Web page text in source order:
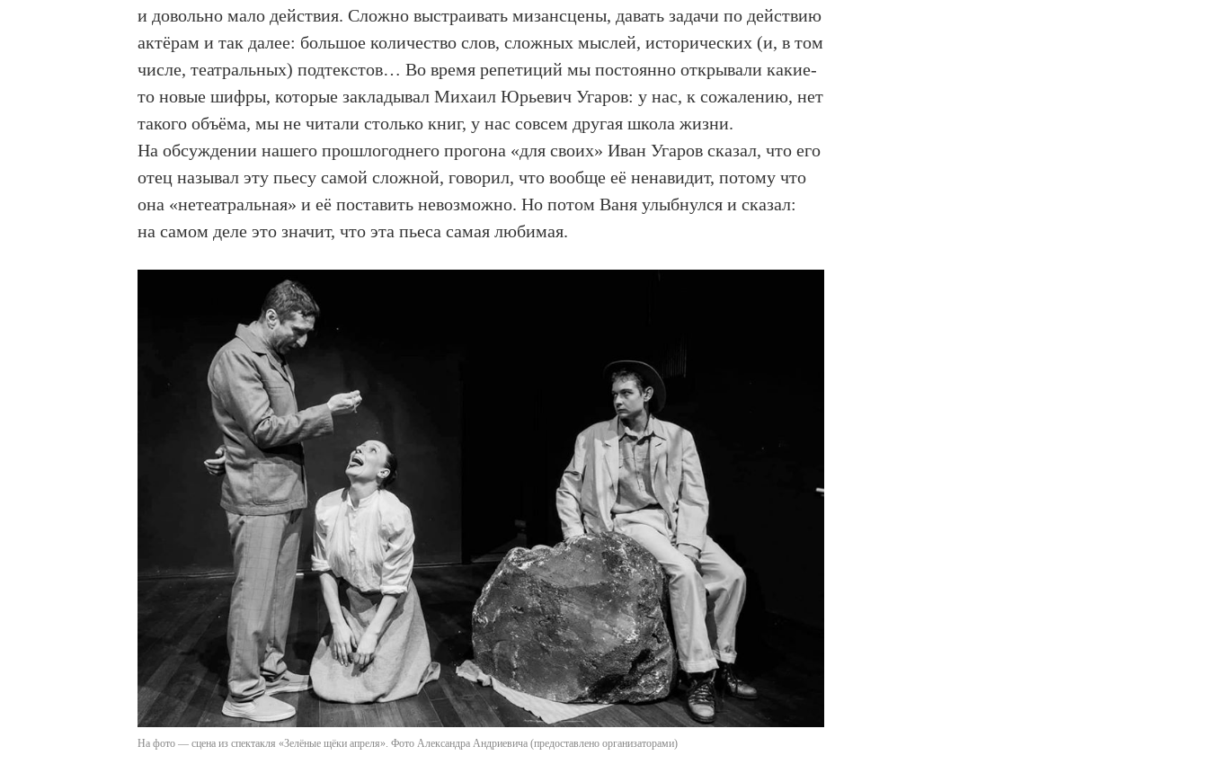
и довольно мало действия. Сложно выстраивать мизансцены, давать задачи по действию
актёрам и так далее: большое количество слов, сложных мыслей, исторических (и, в том
числе, театральных) подтекстов… Во время репетиций мы постоянно открывали какие-
то новые шифры, которые закладывал Михаил Юрьевич Угаров: у нас, к сожалению, нет
такого объёма, мы не читали столько книг, у нас совсем другая школа жизни.
На обсуждении нашего прошлогоднего прогона «для своих» Иван Угаров сказал, что его
отец называл эту пьесу самой сложной, говорил, что вообще её ненавидит, потому что
она «нетеатральная» и её поставить невозможно. Но потом Ваня улыбнулся и сказал:
на самом деле это значит, что эта пьеса самая любимая.
На фото — сцена из спектакля «Зелёные щёки апреля». Фото Александра Андриевича (предоставлено организаторами)